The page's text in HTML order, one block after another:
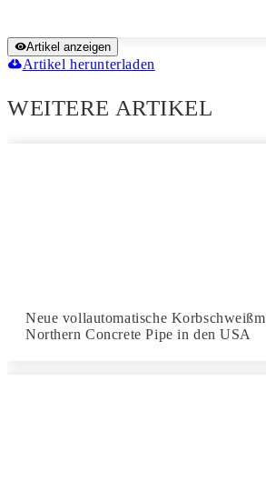
Artikel anzeigen
Artikel herunterladen
WEITERE ARTIKEL
Neue vollautomatische
Northern Concrete Pipe in den USA